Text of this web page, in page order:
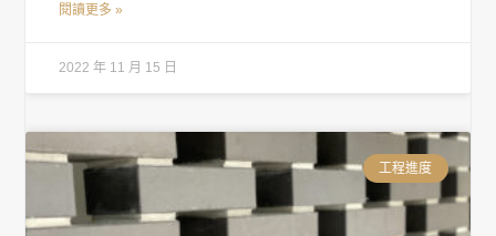
閱讀更多 »
2022 年 11 月 15 日
工程進度